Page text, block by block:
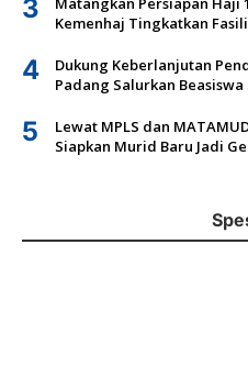
3
Kemenhaj Tingkatkan
4
Dukung Keberlanjutan
Padang Salurkan Beasiswa
5
Lewat MPLS dan
Siapkan Murid Baru Jadi